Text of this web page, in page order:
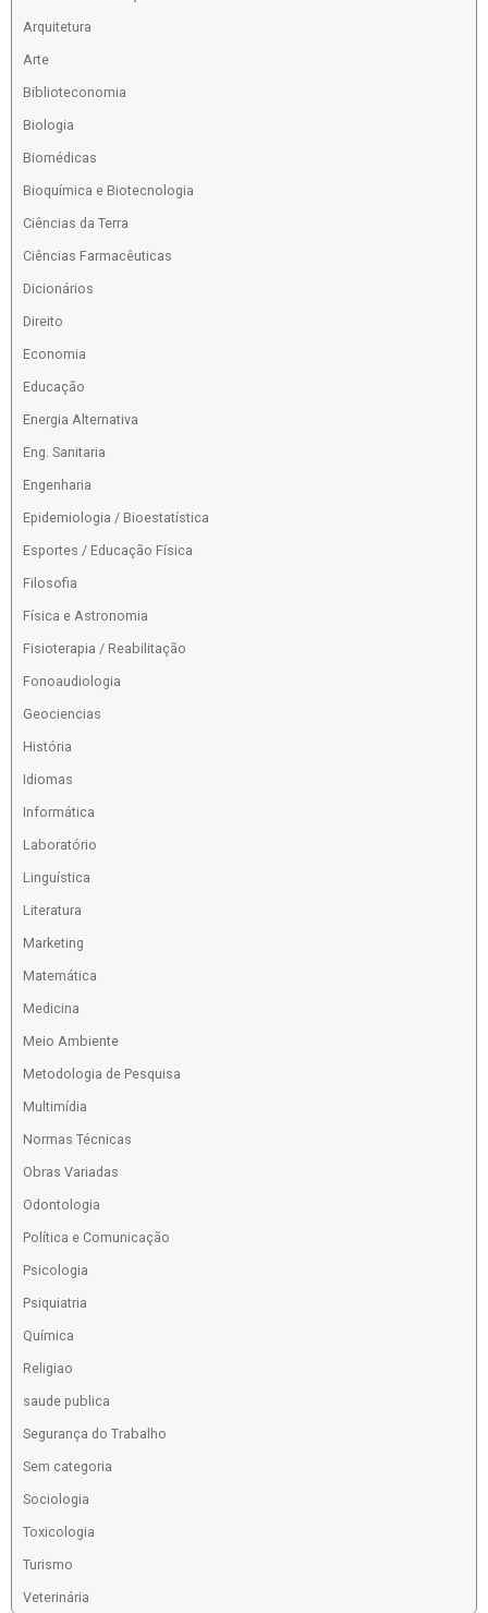
Arquitetura
Arte
Biblioteconomia
Biologia
Biomédicas
Bioquímica e Biotecnologia
Ciências da Terra
Ciências Farmacêuticas
Dicionários
Direito
Economia
Educação
Energia Alternativa
Eng. Sanitaria
Engenharia
Epidemiologia / Bioestatística
Esportes / Educação Física
Filosofia
Física e Astronomia
Fisioterapia / Reabilitação
Fonoaudiologia
Geociencias
História
Idiomas
Informática
Laboratório
Linguística
Literatura
Marketing
Matemática
Medicina
Meio Ambiente
Metodologia de Pesquisa
Multimídia
Normas Técnicas
Obras Variadas
Odontologia
Política e Comunicação
Psicologia
Psiquiatria
Química
Religiao
saude publica
Segurança do Trabalho
Sem categoria
Sociologia
Toxicologia
Turismo
Veterinária